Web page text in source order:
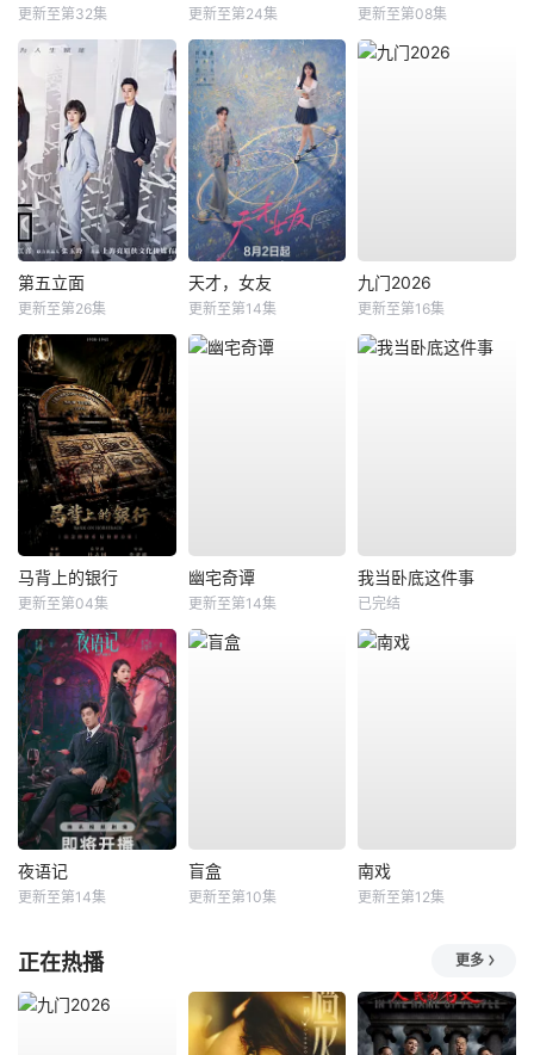
更新至第32集 更新至第24集 更新至第08集
第五立面
更新至第26集
天才，女友
更新至第14集
九门2026
更新至第16集
马背上的银行
更新至第04集
幽宅奇谭
更新至第14集
我当卧底这件事
已完结
夜语记
更新至第14集
盲盒
更新至第10集
南戏
更新至第12集
正在热播 更多